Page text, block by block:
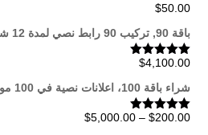
تم التقييم
$50.00
باقة 90, تركيب 90 رابط نصي لمدة 12 شهر
تم التقييم$4,100.00
شراء باقة 100، اعلانات نصية في 100 موقع إلكتروني
تم التقييم
$200.00
–
$5,000.00 نطاق